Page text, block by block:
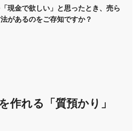
現金で欲しい」と思ったとき、売ら
があるのをご存知ですか？
作れる「質預かり」